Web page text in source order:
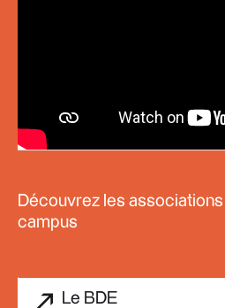
Découvrez les
campus
Le BDE